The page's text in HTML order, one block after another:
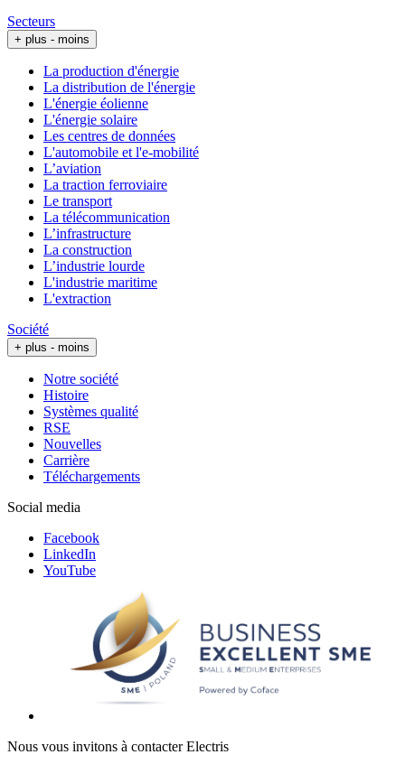
Secteurs
+ plus - moins
La production d'énergie
La distribution de l'énergie
L'énergie éolienne
L'énergie solaire
Les centres de données
L'automobile et l'e-mobilité
L’aviation
La traction ferroviaire
Le transport
La télécommunication
L’infrastructure
La construction
L’industrie lourde
L'industrie maritime
L'extraction
Société
+ plus - moins
Notre société
Histoire
Systèmes qualité
RSE
Nouvelles
Carrière
Téléchargements
Social media
Facebook
LinkedIn
YouTube
Nous vous invitons à contacter Electris